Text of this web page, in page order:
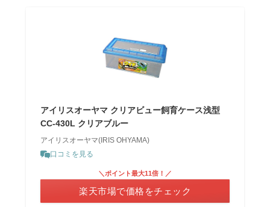
アイリスオーヤマ クリアビュー飼育ケース浅型
CC-430L クリアブルー
アイリスオーヤマ(IRIS OHYAMA)
口コミを見る
＼ポイント最大11倍！／
楽天市場で価格をチェック